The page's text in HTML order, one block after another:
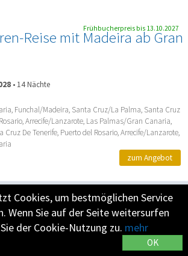
Reise mit Madeira ab Gran
• 14 Nächte
Funchal/Madeira, Santa Cruz/La Palma, Santa Cruz
Arrecife/Lanzarote, Las Palmas/Gran Canaria,
De Tenerife, Puerto del Rosario, Arrecife/Lanzarote,
Frühbucherpreis bis 13.10.2027
zum Angebot
ab 2515.00 €
Frühbucherpreis bis 13.10.2027
Cookies, um bestmöglichen Service
Wenn Sie auf der Seite weitersurfen
der Cookie-Nutzung zu. mehr
OK